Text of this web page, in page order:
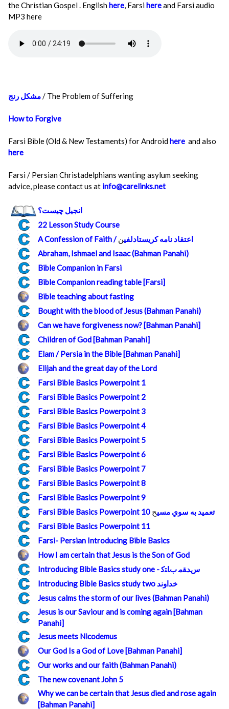
the Christian Gospel . Englishhere, Farsihereand Farsi audio
MP3 here
/ The Problem of Suffering
How to Forgive
Farsi Bible (Old & New Testaments) for Androidhere and also
here
Farsi / Persian Christadelphians wanting asylum seeking
advice, please contact us at info@carelinks.net
انجيل چيست؟
22 Lesson Study Course
A Confession of Faith / اعتقاد نامه کريستادلفين
Abraham, Ishmael and Isaac (Bahman Panahi)
Bible Companion in Farsi
Bible Companion reading table [Farsi]
Bible teaching about fasting
Bought with the blood of Jesus (Bahman Panahi)
Can we have forgiveness now? [Bahman Panahi]
Children of God [Bahman Panahi]
Elam / Persia in the Bible [Bahman Panahi]
Elijah and the great day of the Lord
Farsi Bible Basics Powerpoint 1
Farsi Bible Basics Powerpoint 2
Farsi Bible Basics Powerpoint 3
Farsi Bible Basics Powerpoint 4
Farsi Bible Basics Powerpoint 5
Farsi Bible Basics Powerpoint 6
Farsi Bible Basics Powerpoint 7
Farsi Bible Basics Powerpoint 8
Farsi Bible Basics Powerpoint 9
Farsi Bible Basics Powerpoint 10 تعميد به سوي مسيح
Farsi Bible Basics Powerpoint 11
Farsi- Persian Introducing Bible Basics
How I am certain that Jesus is the Son of God
Introducing Bible Basics study one - سﺪﻘﻣ بﺎﺘﮐ
Introducing Bible Basics study two خداوند
Jesus calms the storm of our lives (Bahman Panahi)
Jesus is our Saviour and is coming again [Bahman
Panahi]
Jesus meets Nicodemus
Our God Is a God of Love [Bahman Panahi]
Our works and our faith (Bahman Panahi)
The new covenant John 5
Why we can be certain that Jesus died and rose again
[Bahman Panahi]